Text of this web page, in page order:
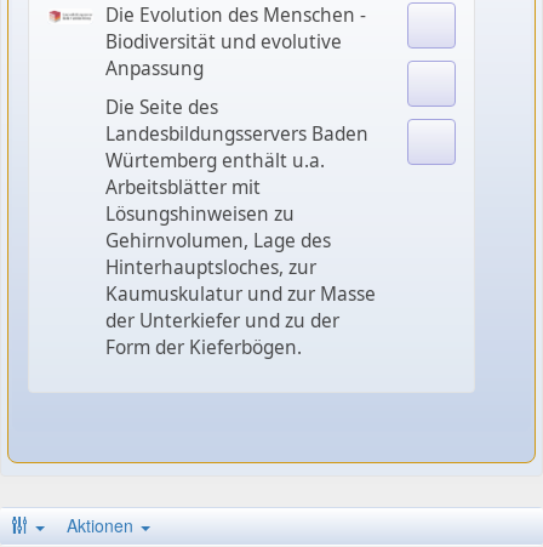
Die Evolution des Menschen -
Biodiversität und evolutive
Anpassung
Die Seite des
Landesbildungsservers Baden
Würtemberg enthält u.a.
Arbeitsblätter mit
Lösungshinweisen zu
Gehirnvolumen, Lage des
Hinterhauptsloches, zur
Kaumuskulatur und zur Masse
der Unterkiefer und zu der
Form der Kieferbögen.
Aktionen